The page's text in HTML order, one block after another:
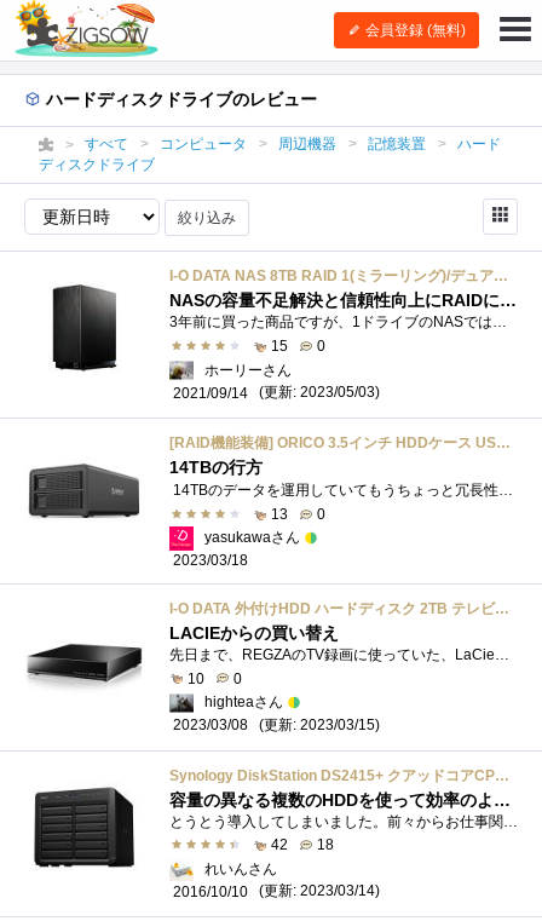
会員登録 (無料)
ハードディスクドライブのレビュー
すべて コンピュータ 周辺機器 記憶装置
ハード
ディスクドライブ
絞り込み
I-O DATA NAS 8TB RAID 1(ミラーリング)/デュアルコアCPU/高速モデル/2ドライブ/3年保証/日本製 HDL2-AA8/E
NASの容量不足解決と信頼性向上にRAIDにしました
3年前に買った商品ですが、1ドライブのNASではバックアップが面倒くさくなってきたのと容量不足になってきたため４TBの2ドライブモデルに変更し...
15
0
ホーリーさん
2021/09/14
(更新: 2023/05/03)
[RAID機能装備] ORICO 3.5インチ HDDケース USB3.0接続 ハードディスクケース SATA HDD/SSD 2台対応 16TBx2 大容量 工具不要 冷却ファン 高放熱性 アルミ ドライブケース 48W電源 黒色 3529RU3-BK
14TBの行方
14TBのデータを運用していてもうちょっと冗長性があった方がなにかあった時に楽かな、とデスティネーション先にするために購入。 ORICOから販�...
13
0
yasukawaさん
2023/03/18
I-O DATA 外付けHDD ハードディスク 2TB テレビ録画 ディーガ&ビエラ推奨 日本製 土日サポート AVHD-AUTB2
LACIEからの買い替え
10
0
highteaさん
2023/03/08
(更新: 2023/03/15)
Synology DiskStation DS2415+ クアッドコアCPU搭載12ベイNAS CS5119 DS2415+
容量の異なる複数のHDDを使って効率のよいRAID構築が可能なNAS
42
18
れいんさん
2016/10/10
(更新: 2023/03/14)